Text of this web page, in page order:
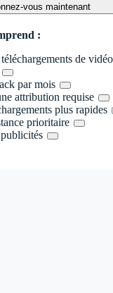
vous maintenant
:
de
par mois
attribution requise
plus rapides
prioritaire
publicités